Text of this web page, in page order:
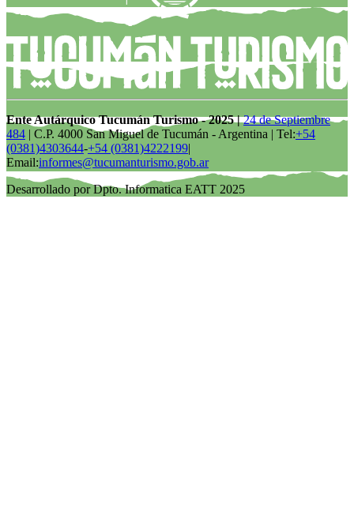
Ente Autárquico Tucumán Turismo - 2025 |24 de Septiembre
484 | C.P. 4000 San Miguel de Tucumán - Argentina | Tel:+54
(0381)4303644-+54 (0381)4222199|
Email:informes@tucumanturismo.gob.ar
Desarrollado por Dpto. Informatica EATT 2025